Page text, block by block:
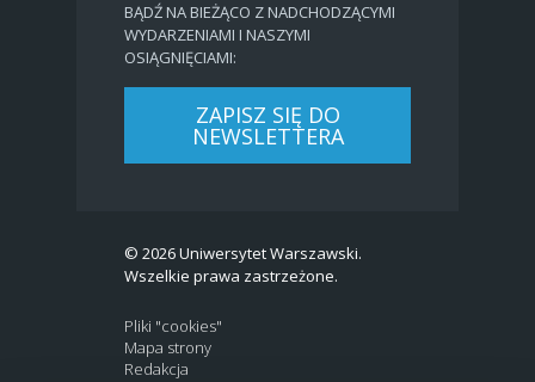
BĄDŹ NA BIEŻĄCO Z NADCHODZĄCYMI
WYDARZENIAMI I NASZYMI
OSIĄGNIĘCIAMI:
ZAPISZ SIĘ DO
NEWSLETTERA
© 2026 Uniwersytet Warszawski.
Wszelkie prawa zastrzeżone.
Pliki "cookies"
Mapa strony
Redakcja